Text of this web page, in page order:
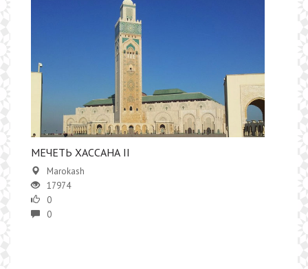
​​МЕЧЕТЬ ХАССАНА II
Marokash
17974
0
0